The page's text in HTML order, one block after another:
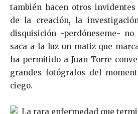
también hacen otros invidentes
de la creación, la
disquisición -perdóneseme-
saca a la luz un matiz que
ha permitido a Juan Torre
grandes fotógrafos del
ciego.